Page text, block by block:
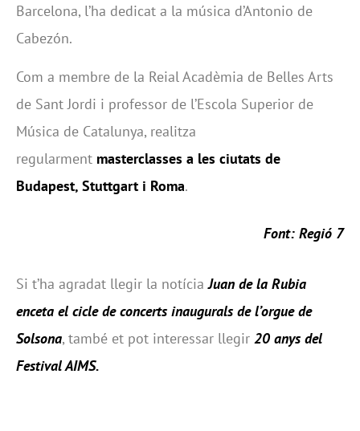
Barcelona, l’ha dedicat a la música d’Antonio de
Cabezón.
Com a membre de la Reial Acadèmia de Belles Arts
de Sant Jordi i professor de l’Escola Superior de
Música de Catalunya, realitza
regularment masterclasses a les ciutats de
Budapest, Stuttgart i Roma.
Font: Regió 7
Si t’ha agradat llegir la notíciaJuan de la Rubia
enceta el cicle de concerts inaugurals de l’orgue de
Solsona, també et pot interessar llegir 20 anys del
Festival AIMS.